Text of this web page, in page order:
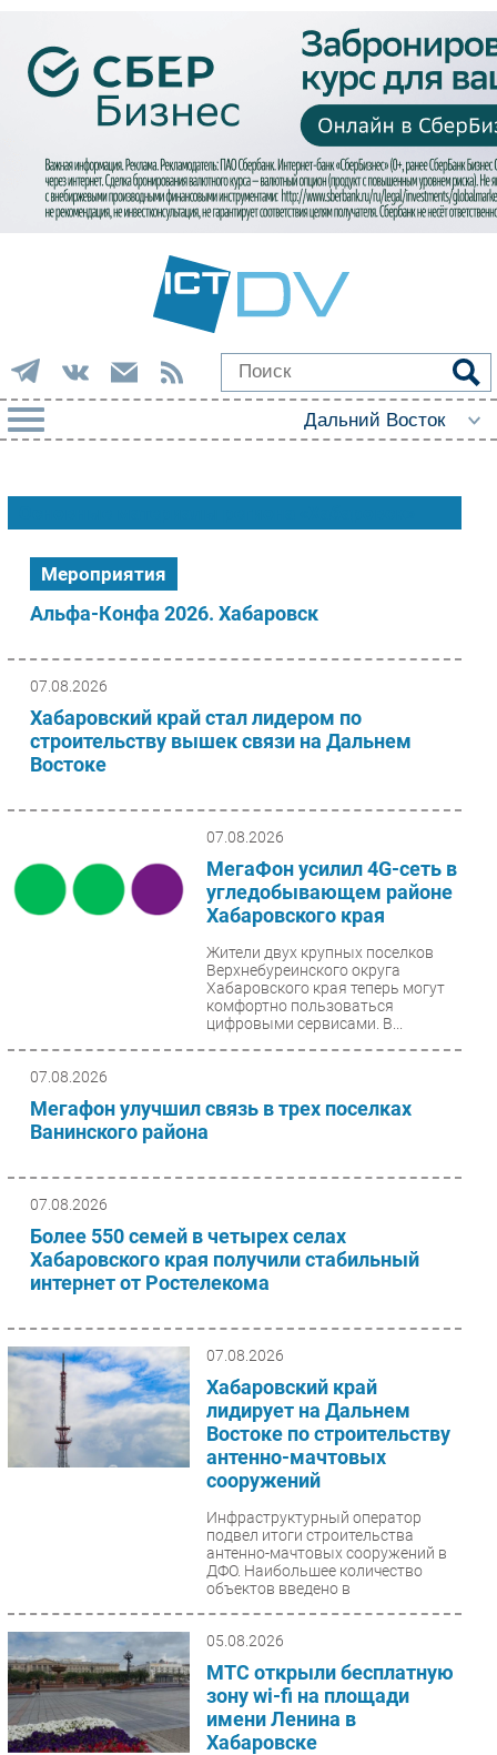
Импорто­замещение
Автоматизация Промышленности
Интернет
Мобильная связь
Интеграция
Рынок ПК
Маркетинг
Торговые сети
Оборудование
Outsourcing
Кадры
Инновации
CIO/Управление ИТ
Гаджеты
РАЗДЕЛЫ
Новости
Аналитика
Мероприятия
Проекты
IT класс
Тестовый стенд
Каталог компаний
Мероприятия
Альфа-Конфа 2026. Хабаровск
07.08.2026
Хабаровский край стал лидером по
строительству вышек связи на Дальнем
Востоке
07.08.2026
МегаФон усилил 4G-сеть в
угледобывающем районе
Хабаровского края
Жители двух крупных поселков
Верхнебуреинского округа
Хабаровского края теперь могут
комфортно пользоваться
цифровыми сервисами. В...
07.08.2026
Мегафон улучшил связь в трех поселках
Ванинского района
07.08.2026
Более 550 семей в четырех селах
Хабаровского края получили стабильный
интернет от Ростелекома
07.08.2026
Хабаровский край
лидирует на Дальнем
Востоке по строительству
антенно-мачтовых
сооружений
Инфраструктурный оператор
подвел итоги строительства
антенно-мачтовых сооружений в
ДФО. Наибольшее количество
объектов введено в
05.08.2026
МТС открыли бесплатную
зону wi-fi на площади
имени Ленина в
Хабаровске